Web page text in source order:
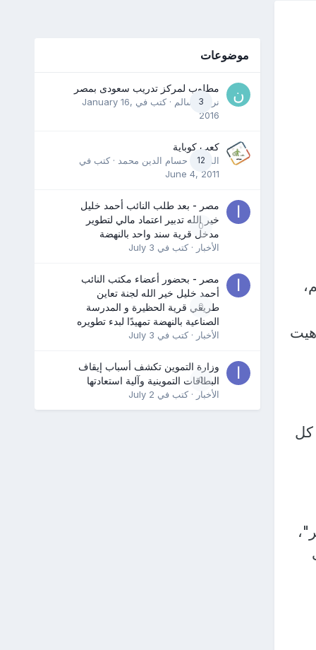
كل
موضوعات
3
مطلوب لمركز تدريب سعودى بمصر
نرمين سالم · كتب في January 16,
2016
12
كعب كوباية
المدرب حسام الدين محمد · كتب في
June 4, 2011
0
مصر - بعد طلب النائب أحمد خليل
خير الله تدبير اعتماد مالي لتطوير
مدخل قرية سند واحد بالنهضة
الأخبار · كتب في July 3
0
مصر - بحضور أعضاء مكتب النائب
أحمد خليل خير الله لجنة تعاين
طريقي قرية الحظيرة و المدرسة
الصناعية بالنهضة تمهيدًا لبدء تطويره
الأخبار · كتب في July 3
0
وزارة التموين تكشف أسباب إيقاف
البطاقات التموينية وآلية استعادتها
الأخبار · كتب في July 2